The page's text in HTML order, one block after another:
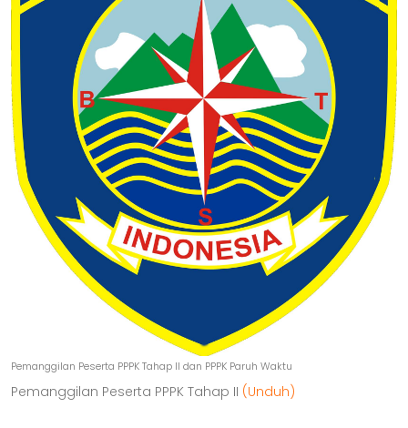
Pemanggilan Peserta PPPK Tahap II dan PPPK Paruh Waktu
Pemanggilan Peserta PPPK Tahap II (Unduh)